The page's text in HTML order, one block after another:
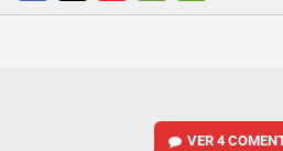
FACEBOOKTWITTERFLIPBOARD
E-
WHATSAPP
VER4